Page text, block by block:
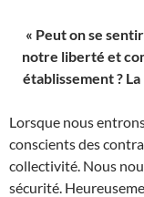
« Peut on se
notre liberté et
établissement ?
Lorsque nous
conscients des
collectivité. Nous
sécurité.